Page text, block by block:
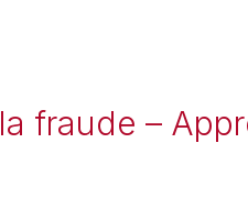
fraude –